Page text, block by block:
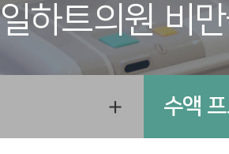
하트의원 비
수액